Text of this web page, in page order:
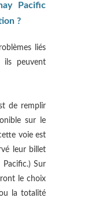
Pacific
?
liés
ils peuvent
de remplir
sur le
voie est
leur billet
Sur
le choix
la totalité